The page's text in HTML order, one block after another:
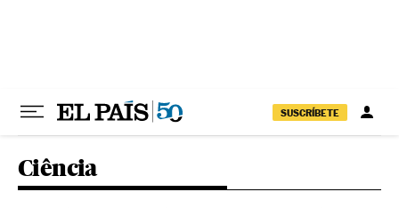
SUSCRÍBETE
Ciência